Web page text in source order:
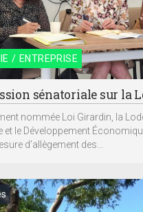
/ ENTREPRISE
sénatoriale sur la
nommée Loi Girardin, la
et le Développement
d’allègement des...